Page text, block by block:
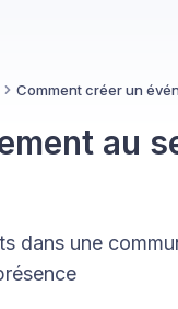
au
dans une